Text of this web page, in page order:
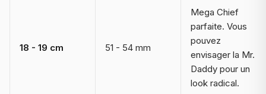
18 - 19 cm 51 - 54 mm
Mega Chief
parfaite. Vous
pouvez
envisager la Mr.
Daddy pour un
look radical.